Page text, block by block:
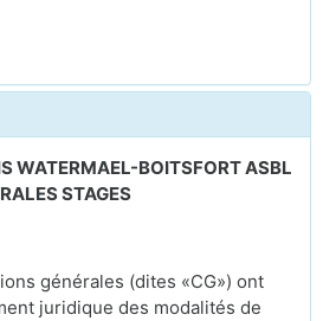
WATERMAEL-BOITSFORT ASBL
STAGES
générales (dites «CG») ont
juridique des modalités de